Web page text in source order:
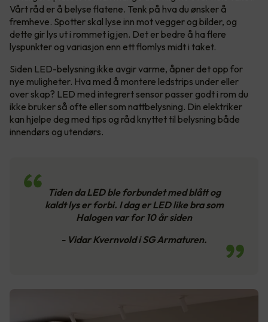
Vårt råd er å belyse flatene. Tenk på hva du ønsker å
fremheve. Spotter skal lyse inn mot vegger og bilder, og
dette gir lys ut i rommet igjen. Det er bedre å ha flere
lyspunkter og variasjon enn ett flomlys midt i taket.
Siden LED-belysning ikke avgir varme, åpner det opp for
nye muligheter. Hva med å montere ledstrips under eller
over skap? LED med integrert sensor passer godt i rom du
ikke bruker så ofte eller som nattbelysning. Din elektriker
kan hjelpe deg med tips og råd knyttet til belysning både
innendørs og utendørs.
Tiden da LED ble forbundet med blått og
kaldt lys er forbi. I dag er LED like bra som
Halogen var for 10 år siden
- Vidar Kvernvold i SG Armaturen.